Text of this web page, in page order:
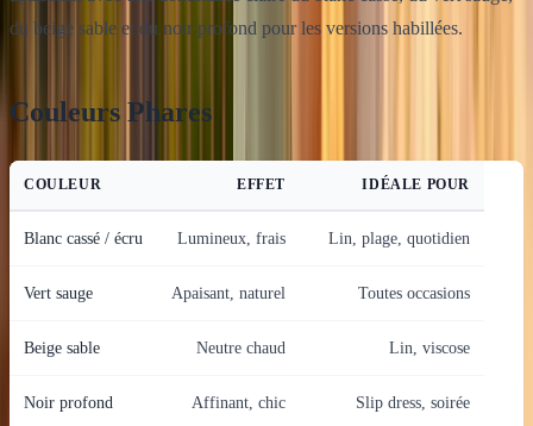
du beige sable et du noir profond pour les versions habillées.
Couleurs Phares
COULEUR EFFET IDÉALE POUR
Blanc cassé / écru Lumineux, frais Lin, plage, quotidien
Vert sauge Apaisant, naturel Toutes occasions
Beige sable Neutre chaud Lin, viscose
Noir profond Affinant, chic Slip dress, soirée